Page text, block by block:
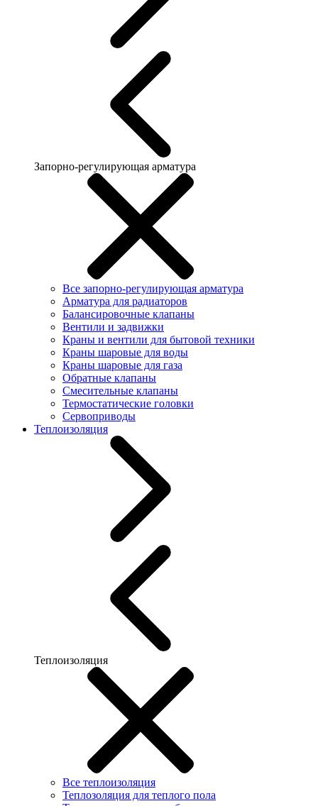
Запорно-регулирующая арматура
Все запорно-регулирующая арматура
Арматура для радиаторов
Балансировочные клапаны
Вентили и задвижки
Краны и вентили для бытовой техники
Краны шаровые для воды
Краны шаровые для газа
Обратные клапаны
Смесительные клапаны
Термостатические головки
Сервоприводы
Теплоизоляция
Теплоизоляция
Все теплоизоляция
Теплозоляция для теплого пола